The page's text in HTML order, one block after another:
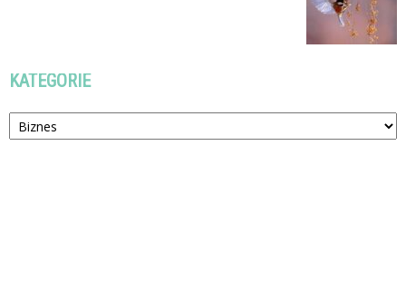
KATEGORIE
Kategorie